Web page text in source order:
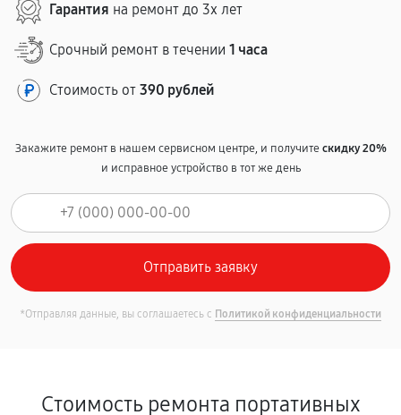
Гарантия на ремонт до 3х лет
Срочный ремонт в течении 1 часа
Стоимость от 390 рублей
Закажите ремонт в нашем сервисном центре, и получитескидку 20%
и исправное устройство в тот же день
*Отправляя данные, вы соглашаетесь с Политикой конфиденциальности
Стоимость ремонта портативных